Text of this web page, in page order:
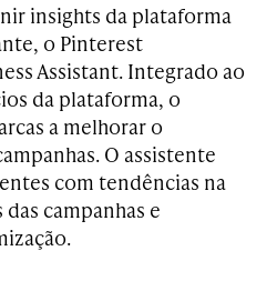
insights da plataforma
o Pinterest
Assistant. Integrado ao
da plataforma, o
a melhorar o
O assistente
com tendências na
campanhas e